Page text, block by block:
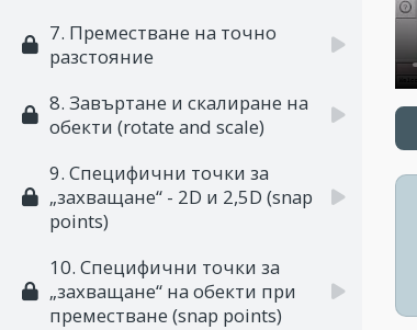
7. Преместване на точно
разстояние
8. Завъртане и скалиране на
обекти (rotate and scale)
9. Специфични точки за
„захващане“ - 2D и 2,5D (snap
points)
10. Специфични точки за
„захващане“ на обекти при
преместване (snap points)